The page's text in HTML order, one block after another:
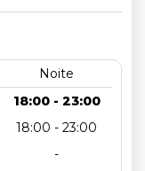
Noite
18:00 - 23:00
18:00 - 23:00
-